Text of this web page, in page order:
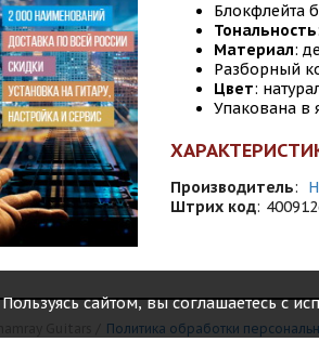
Блокфлейта
Тональность
Материал:
Разборный
Цвет:
Упакована в
Производитель:
Штрих код:
Политика обработки
Пользуясь сайтом, вы соглашаетесь с